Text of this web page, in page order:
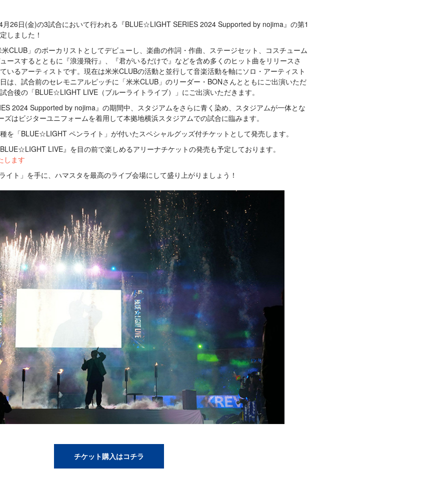
26日(金)の3試合において行われる『BLUE☆LIGHT SERIES 2024 Supported by nojima』の第1
しました！
CLUB」のボーカリストとしてデビューし、楽曲の作詞・作曲、ステージセット、コスチューム
ースするとともに『浪漫飛行』、『君がいるだけで』などを含め多くのヒット曲をリリースさ
いるアーティストです。現在は米米CLUBの活動と並行して音楽活動を軸にソロ・アーティスト
は、試合前のセレモニアルピッチに「米米CLUB」のリーダー・BONさんとともにご出演いただ
合後の「BLUE☆LIGHT LIVE（ブルーライトライブ）」にご出演いただきます。
2024 Supported by nojima』の期間中、スタジアムをさらに青く染め、スタジアムが一体とな
はビジターユニフォームを着用して本拠地横浜スタジアムでの試合に臨みます。
を「BLUE☆LIGHT ペンライト」が付いたスペシャルグッズ付チケットとして発売します。
LIVE』を目の前で楽しめるアリーナチケットの発売も予定しております。
します
ト」を手に、ハマスタを最高のライブ会場にして盛り上がりましょう！
チケット購入はコチラ